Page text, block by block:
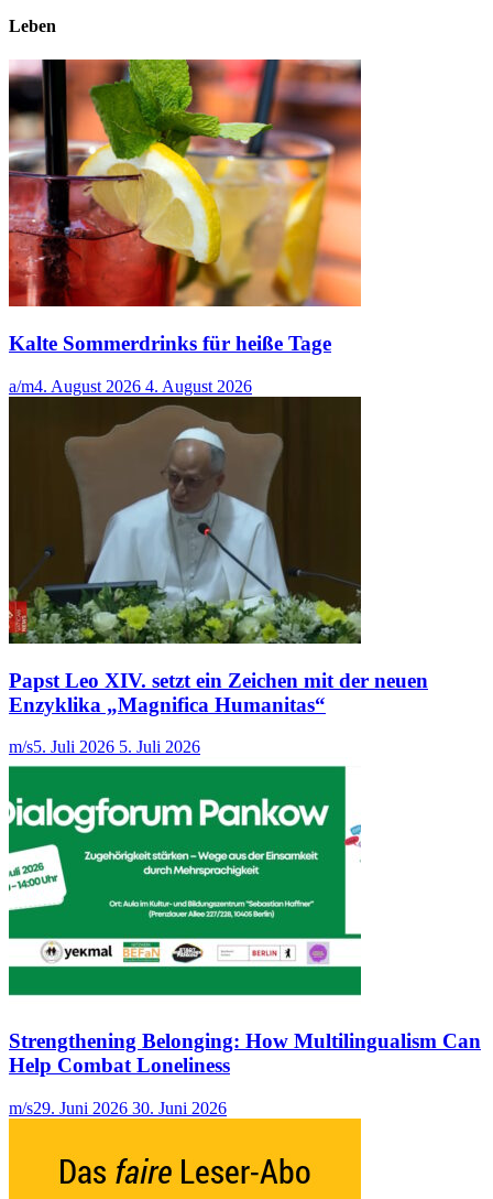
Leben
Kalte Sommerdrinks für heiße Tage
a/m4. August 2026 4. August 2026
Papst Leo XIV. setzt ein Zeichen mit der neuen
Enzyklika „Magnifica Humanitas“
m/s5. Juli 2026 5. Juli 2026
Strengthening Belonging: How Multilingualism Can
Help Combat Loneliness
m/s29. Juni 2026 30. Juni 2026